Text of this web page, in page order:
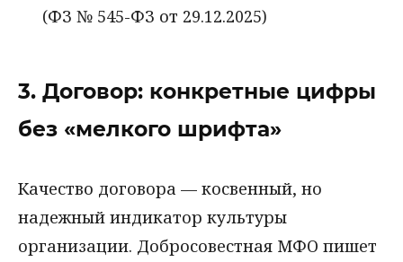
(ФЗ № 545-ФЗ от 29.12.2025)
3. Договор: конкретные цифры
без «мелкого шрифта»
Качество договора — косвенный, но
надежный индикатор культуры
организации. Добросовестная МФО пишет